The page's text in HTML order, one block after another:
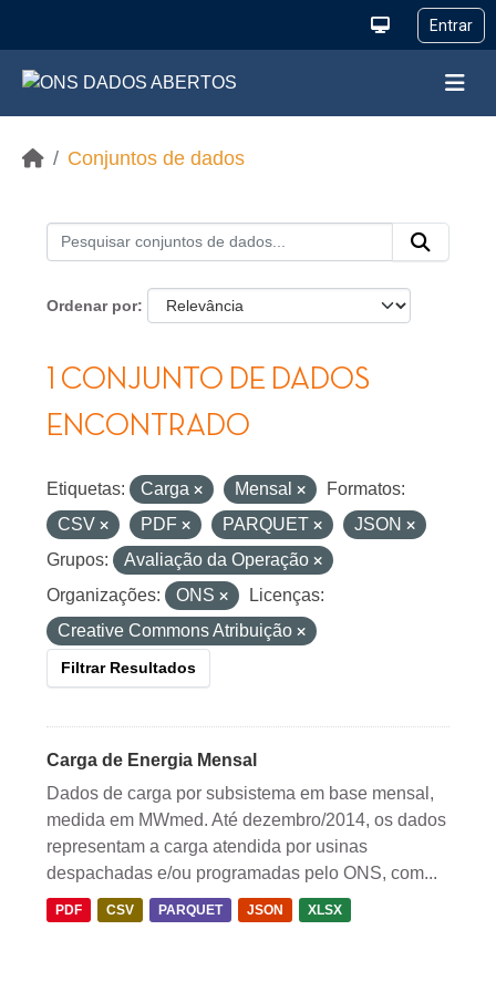
Conjuntos de dados
Ordenar por
1 CONJUNTO DE DADOS
ENCONTRADO
Etiquetas: Carga Mensal
Formatos:
CSV
PDF PARQUET
JSON
Grupos:
Avaliação da Operação
Organizações:
ONS
Licenças:
Creative Commons Atribuição
Filtrar Resultados
Carga de Energia Mensal
Dados de carga por subsistema em base mensal,
medida em MWmed. Até dezembro/2014, os dados
representam a carga atendida por usinas
despachadas e/ou programadas pelo ONS, com...
PDF CSV PARQUET JSON XLSX